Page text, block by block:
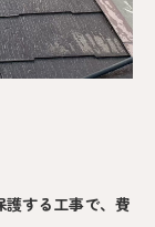
する工事で、費